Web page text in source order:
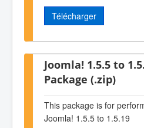
Télécharger
Joomla! 1.5.5 to
Package (.zip)
This package is for
Joomla! 1.5.5 to 1.5.19